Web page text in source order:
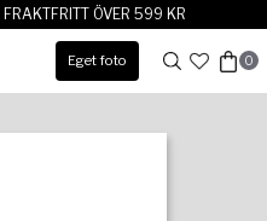
ÖVER 599 KR
Eget foto 0